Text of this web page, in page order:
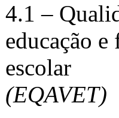
4.1 –
educação e
escolar
(EQAVET)